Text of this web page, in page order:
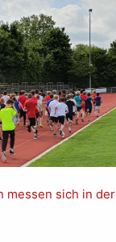
messen sich in der